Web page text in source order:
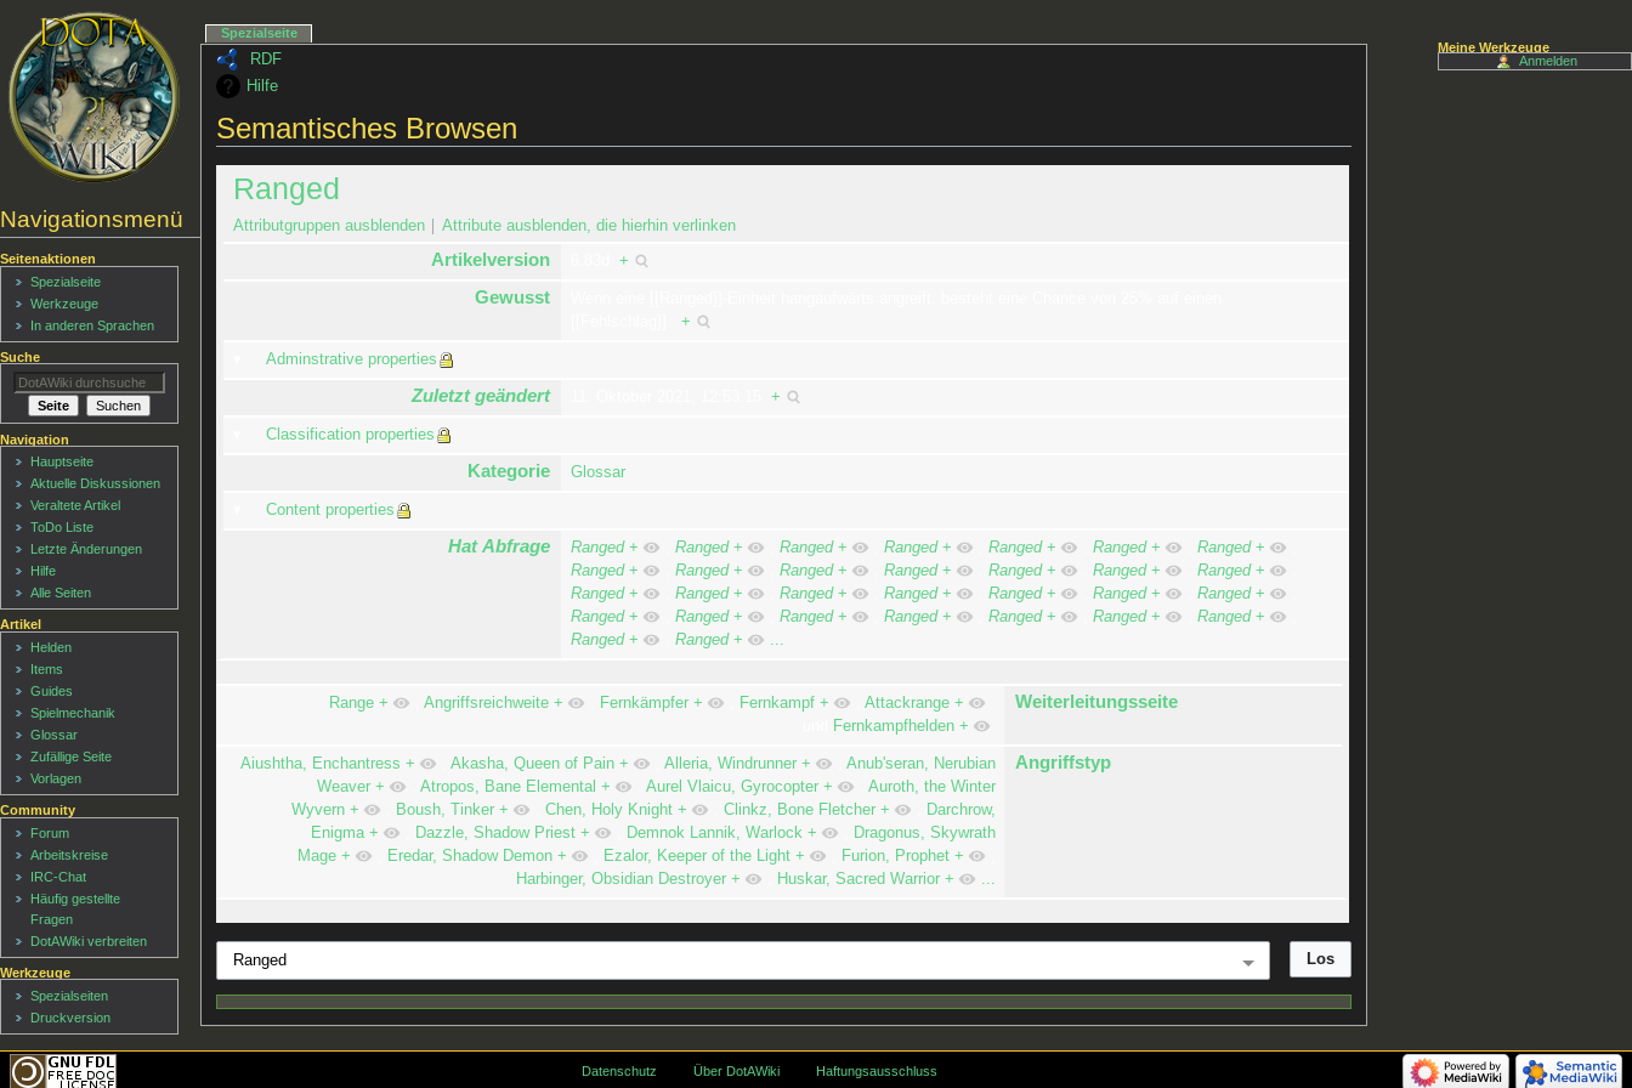
RDF
Hilfe
Semantisches Browsen
Ranged
Attributgruppen ausblenden Attribute ausblenden, die hierhin verlinken
Artikelversion +
Gewusst
+
Adminstrative properties
Zuletzt geändert +
Classification properties
Kategorie Glossar
Content properties
Hat Abfrage Ranged + Ranged + Ranged + Ranged + Ranged + Ranged + Ranged +
Ranged + Ranged + Ranged + Ranged + Ranged + Ranged + Ranged +
Ranged + Ranged + Ranged + Ranged + Ranged + Ranged + Ranged +
Ranged + Ranged + Ranged + Ranged + Ranged + Ranged + Ranged +
Ranged + Ranged + ...
Range + Angriffsreichweite + Fernkämpfer + Fernkampf + Attackrange +
Fernkampfhelden +
Weiterleitungsseite
Aiushtha, Enchantress + Akasha, Queen of Pain + Alleria, Windrunner +
Anub'seran, Nerubian
Weaver + Atropos, Bane Elemental + Aurel Vlaicu, Gyrocopter +
Auroth, the Winter
Wyvern + Boush, Tinker + Chen, Holy Knight + Clinkz, Bone Fletcher +
Darchrow,
Enigma + Dazzle, Shadow Priest + Demnok Lannik, Warlock +
Dragonus, Skywrath
Mage + Eredar, Shadow Demon + Ezalor, Keeper of the Light + Furion, Prophet +
Harbinger, Obsidian Destroyer + Huskar, Sacred Warrior + ...
Angriffstyp
Navigationsmenü
Spezialseite
Seitenaktionen
Spezialseite
Werkzeuge
In anderen Sprachen
Meine Werkzeuge
Anmelden
Suche
Navigation
Hauptseite
Aktuelle Diskussionen
Veraltete Artikel
ToDo Liste
Letzte Änderungen
Hilfe
Alle Seiten
Artikel
Helden
Items
Guides
Spielmechanik
Glossar
Zufällige Seite
Vorlagen
Community
Forum
Arbeitskreise
IRC-Chat
Häufig gestellte
Fragen
DotAWiki verbreiten
Werkzeuge
Spezialseiten
Druckversion
Datenschutz Über DotAWiki Haftungsausschluss